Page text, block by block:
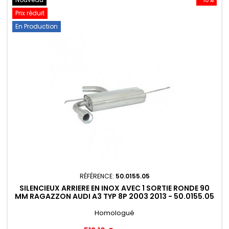
Prix réduit
En Production
RÉFÉRENCE: 50.0155.05
SILENCIEUX ARRIERE EN INOX AVEC 1 SORTIE RONDE 90
MM RAGAZZON AUDI A3 TYP 8P 2003 2013 - 50.0155.05
Homologué